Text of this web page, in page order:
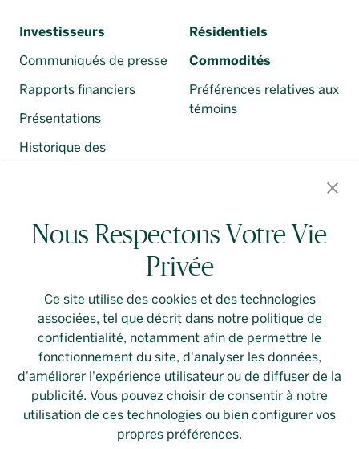
Investisseurs
Communiqués de presse
Rapports financiers
Présentations
Historique des
Résidentiels
Commodités
Nous Respectons Votre Vie
Privée
Ce site utilise des cookies et des technologies
associées, tel que décrit dans notre politique de
confidentialité, notamment afin de permettre le
fonctionnement du site, d'analyser les données,
d'améliorer l'expérience utilisateur ou de diffuser de la
publicité. Vous pouvez choisir de consentir à notre
utilisation de ces technologies ou bien configurer vos
propres préférences.
Préférences relatives aux
témoins
Contactez-Nous Connexion
Politique De
Confidentialité
Linkedin